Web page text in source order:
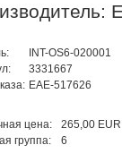
INT-OS6-020001
3331667
EAE-517626
цена:
265,00 EUR
группа:
6